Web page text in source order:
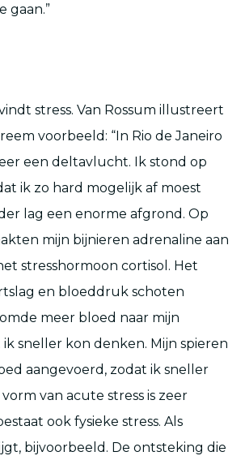
gaan.”
stress. Van Rossum illustreert
voorbeeld: “In Rio de Janeiro
een deltavlucht. Ik stond op
ik zo hard mogelijk af moest
lag een enorme afgrond. Op
mijn bijnieren adrenaline aan
stresshormoon cortisol. Het
en bloeddruk schoten
meer bloed naar mijn
ik sneller kon denken. Mijn spieren
aangevoerd, zodat ik sneller
van acute stress is zeer
ook fysieke stress. Als
bijvoorbeeld. De ontsteking die